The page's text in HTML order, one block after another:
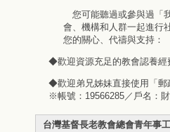
您可能聽過或參與過「
會、機構和人群一起進行
您的關心、代禱與支持：
◆歡迎資源充足的教會認養經
◆歡迎弟兄姊妹直接使用「郵
※帳號：19566285／戶名：
台灣基督長老教會總會青年事